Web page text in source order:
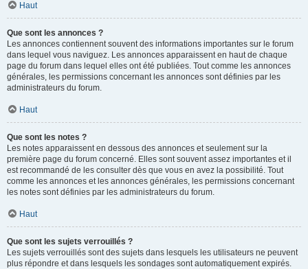
Haut
Que sont les annonces ?
Les annonces contiennent souvent des informations importantes sur le forum
dans lequel vous naviguez. Les annonces apparaissent en haut de chaque
page du forum dans lequel elles ont été publiées. Tout comme les annonces
générales, les permissions concernant les annonces sont définies par les
administrateurs du forum.
Haut
Que sont les notes ?
Les notes apparaissent en dessous des annonces et seulement sur la
première page du forum concerné. Elles sont souvent assez importantes et il
est recommandé de les consulter dès que vous en avez la possibilité. Tout
comme les annonces et les annonces générales, les permissions concernant
les notes sont définies par les administrateurs du forum.
Haut
Que sont les sujets verrouillés ?
Les sujets verrouillés sont des sujets dans lesquels les utilisateurs ne peuvent
plus répondre et dans lesquels les sondages sont automatiquement expirés.